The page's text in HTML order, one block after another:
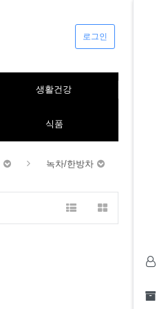
로그인
생활건강
식품
녹차/한방차